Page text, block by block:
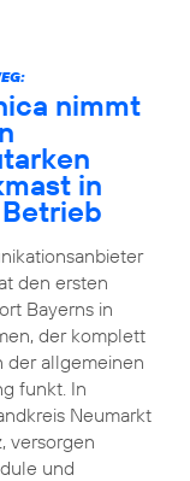
nimmt
in
den ersten
Bayerns in
der komplett
der allgemeinen
funkt. In
Neumarkt
versorgen
und